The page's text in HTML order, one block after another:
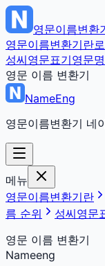
영문이름변환
영문이름변환기란
성씨영문표기영문
영문 이름 변환기
NameEng
영문이름변환기 네
메뉴
영문이름변환기란
름 순위
성씨영문
영문 이름 변환기
Nameeng